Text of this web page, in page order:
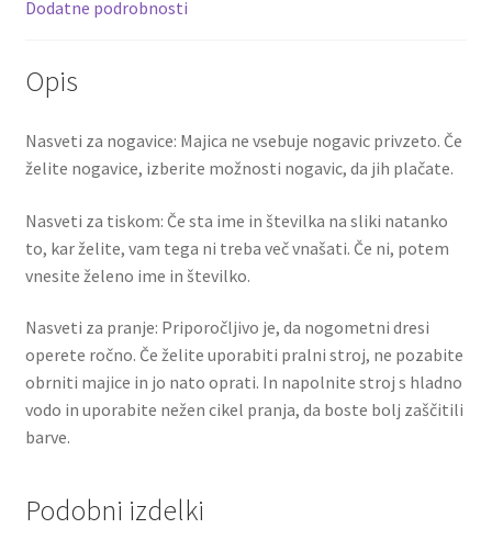
Dodatne podrobnosti
Opis
Nasveti za nogavice: Majica ne vsebuje nogavic privzeto. Če
želite nogavice, izberite možnosti nogavic, da jih plačate.
Nasveti za tiskom: Če sta ime in številka na sliki natanko
to, kar želite, vam tega ni treba več vnašati. Če ni, potem
vnesite želeno ime in številko.
Nasveti za pranje: Priporočljivo je, da nogometni dresi
operete ročno. Če želite uporabiti pralni stroj, ne pozabite
obrniti majice in jo nato oprati. In napolnite stroj s hladno
vodo in uporabite nežen cikel pranja, da boste bolj zaščitili
barve.
Podobni izdelki